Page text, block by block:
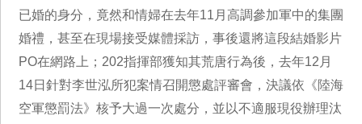
已婚的身分，竟然和情婦在去年11月高調參加軍中的集團
婚禮，甚至在現場接受媒體採訪，事後還將這段結婚影片
PO在網路上；202指揮部獲知其荒唐行為後，去年12月
14日針對李世泓所犯案情召開懲處評審會，決議依《陸海
空軍懲罰法》核予大過一次處分，並以不適服現役辦理汰